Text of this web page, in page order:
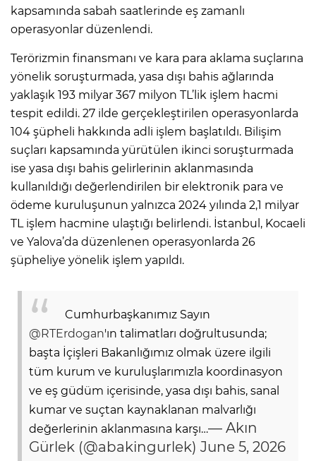
kapsamında sabah saatlerinde eş zamanlı
operasyonlar düzenlendi.
Terörizmin finansmanı ve kara para aklama suçlarına
yönelik soruşturmada, yasa dışı bahis ağlarında
yaklaşık 193 milyar 367 milyon TL’lik işlem hacmi
tespit edildi. 27 ilde gerçekleştirilen operasyonlarda
104 şüpheli hakkında adli işlem başlatıldı. Bilişim
suçları kapsamında yürütülen ikinci soruşturmada
ise yasa dışı bahis gelirlerinin aklanmasında
kullanıldığı değerlendirilen bir elektronik para ve
ödeme kuruluşunun yalnızca 2024 yılında 2,1 milyar
TL işlem hacmine ulaştığı belirlendi. İstanbul, Kocaeli
ve Yalova’da düzenlenen operasyonlarda 26
şüpheliye yönelik işlem yapıldı.
Cumhurbaşkanımız Sayın
@RTErdogan'ın talimatları doğrultusunda;
başta İçişleri Bakanlığımız olmak üzere ilgili
tüm kurum ve kuruluşlarımızla koordinasyon
ve eş güdüm içerisinde, yasa dışı bahis, sanal
kumar ve suçtan kaynaklanan malvarlığı
değerlerinin aklanmasına karşı…— Akın
Gürlek (@abakingurlek) June 5, 2026